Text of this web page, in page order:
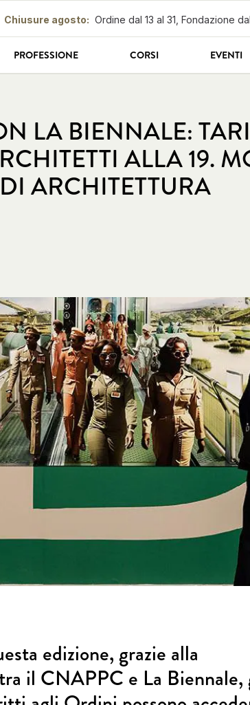
Chiusure agosto: Ordine dal 13 al 31, Fondazione
PROFESSIONE CORSI EVENTI
LA BIENNALE:
ALLA 19.
ARCHITETTURA
edizione, grazie alla
il CNAPPC e La Biennale,